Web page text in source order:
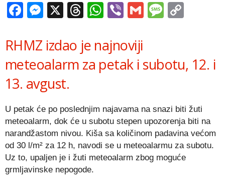
Facebook
Messenger
X Threads
WhatsApp
ViberGmail
RHMZ izdao je najnoviji
meteoalarm za petak i subotu, 12. i
13. avgust.
U petak će po poslednjim najavama na snazi biti žuti
meteoalarm, dok će u subotu stepen upozorenja biti na
narandžastom nivou. Kiša sa količinom padavina većom
od 30 l/m² za 12 h, navodi se u meteoalarmu za subotu.
Uz to, upaljen je i žuti meteoalarm zbog moguće
grmljavinske nepogode.